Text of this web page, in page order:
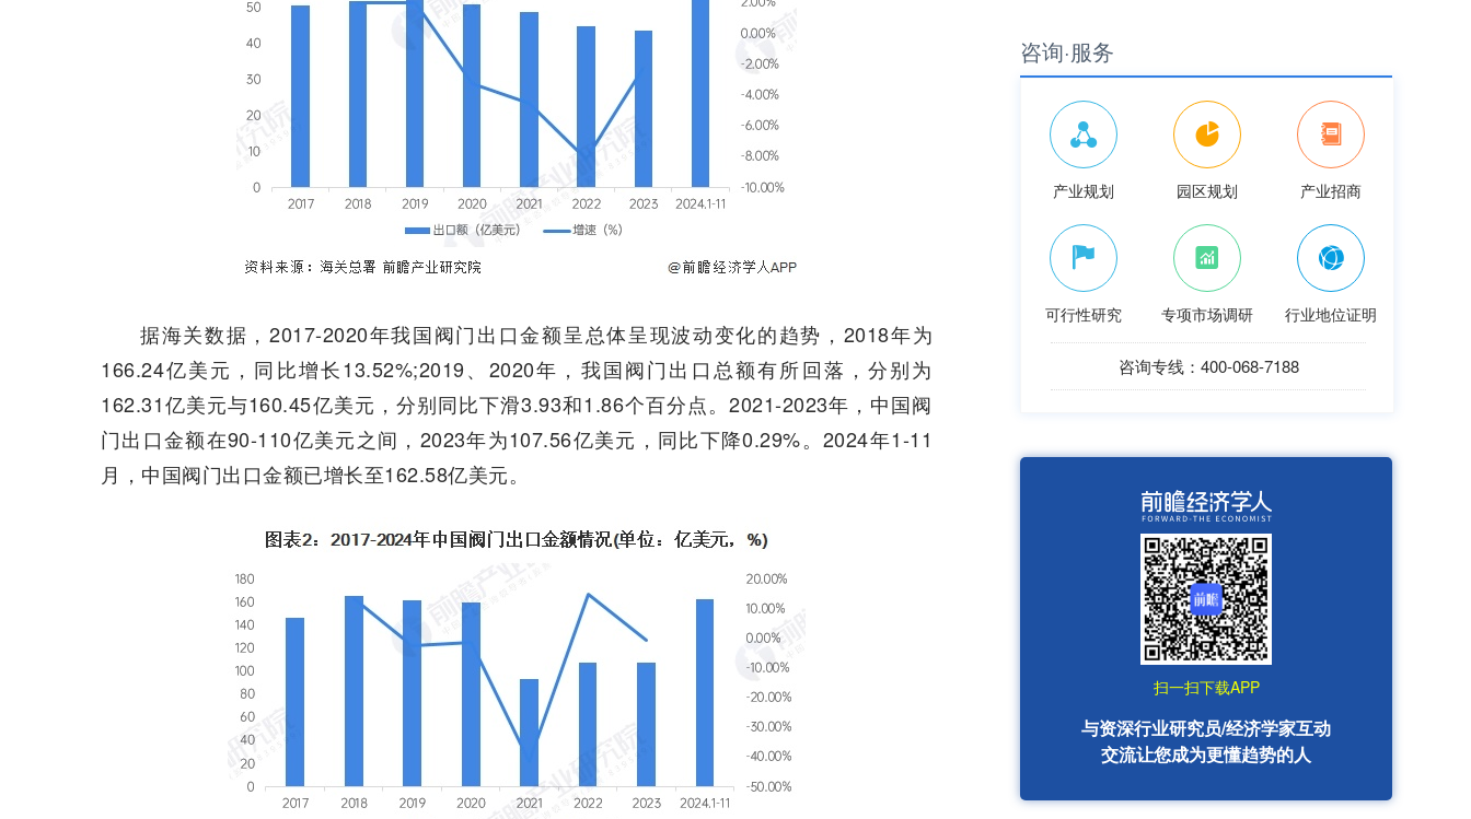
据海关数据，2017-2020年我国阀门出口金额呈总体呈现波动变化的趋势，2018年为
166.24亿美元，同比增长13.52%;2019、2020年，我国阀门出口总额有所回落，分别为
162.31亿美元与160.45亿美元，分别同比下滑3.93和1.86个百分点。2021-2023年，中国阀
门出口金额在90-110亿美元之间，2023年为107.56亿美元，同比下降0.29%。2024年1-11
月，中国阀门出口金额已增长至162.58亿美元。
咨询·服务
产业规划 园区规划 产业招商
可行性研究 专项市场调研 行业地位证明
咨询专线：400-068-7188
扫一扫下载APP
与资深行业研究员/经济学家互动
交流让您成为更懂趋势的人